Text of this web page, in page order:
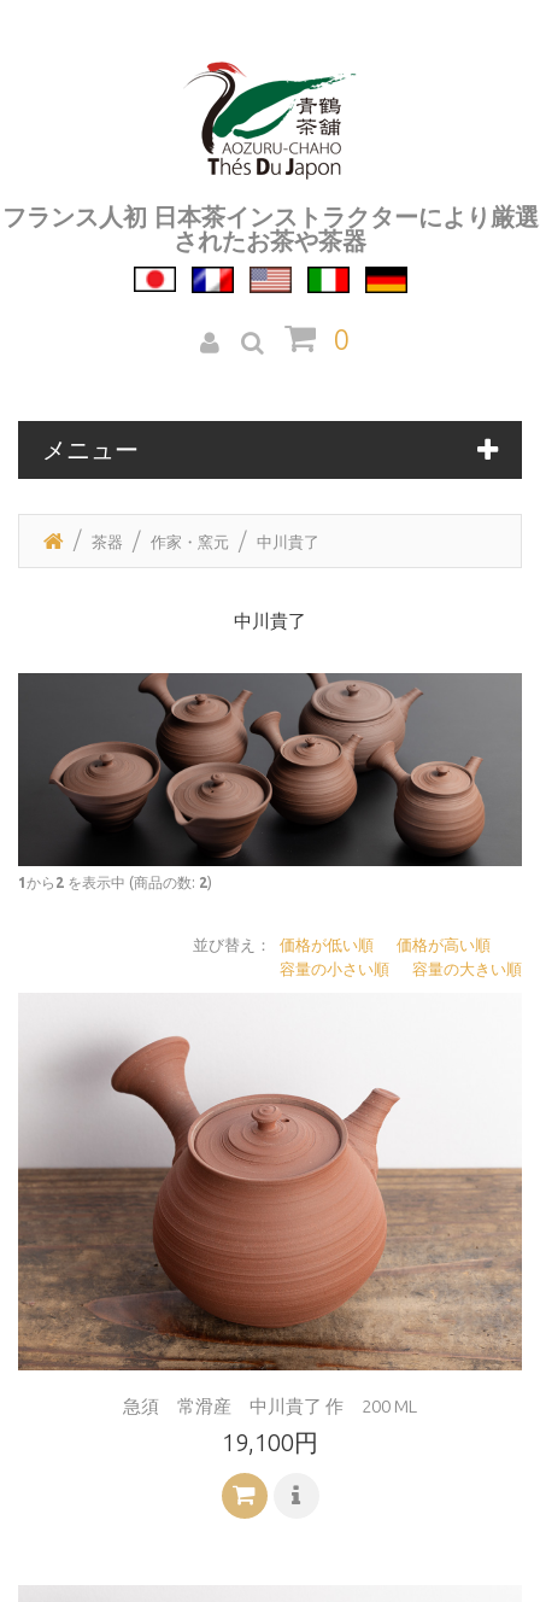
フランス人初 日本茶インストラクターにより厳選
されたお茶や茶器
0
メニュー
茶器 作家・窯元 中川貴了
中川貴了
1から 2 を表示中 (商品の数: 2)
価格が低い順
価格が高い順
容量の小さい順
容量の大きい順
並び替え：
急須 常滑産 中川貴了 作 200 ML
19,100円